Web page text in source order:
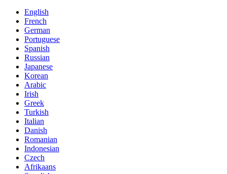
English
French
German
Portuguese
Spanish
Russian
Japanese
Korean
Arabic
Irish
Greek
Turkish
Italian
Danish
Romanian
Indonesian
Czech
Afrikaans